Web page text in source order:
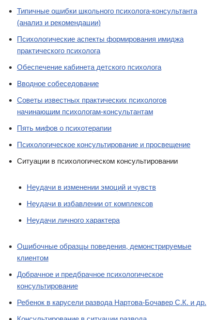
Типичные ошибки школьного психолога-консультанта
(анализ и рекомендации)
Психологические аспекты формирования имиджа
практического психолога
Обеспечение кабинета детского психолога
Вводное собеседование
Советы известных практических психологов
начинающим психологам-консультантам
Пять мифов о психотерапии
Психологическое консультирование и просвещение
Ситуации в психологическом консультировании
Неудачи в изменении эмоций и чувств
Неудачи в избавлении от комплексов
Неудачи личного характера
Ошибочные образцы поведения, демонстрируемые
клиентом
Добрачное и предбрачное психологическое
консультирование
Ребенок в карусели развода Нартова-Бочавер С.К. и др.